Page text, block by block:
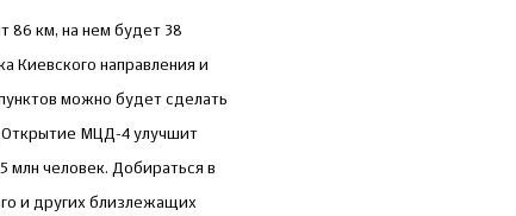
86 км, на нем будет 38
Киевского направления и
можно будет сделать
Открытие МЦД-4 улучшит
млн человек. Добираться в
и других близлежащих